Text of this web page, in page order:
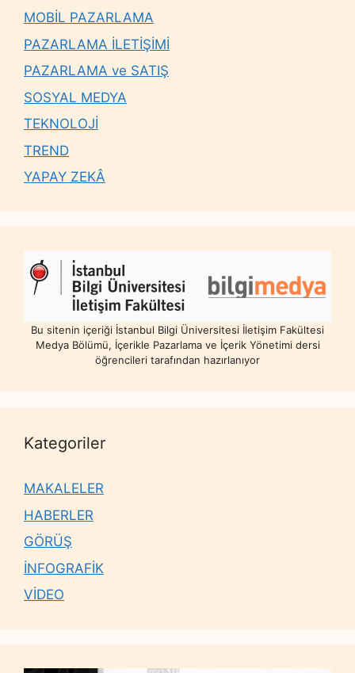
MOBİL PAZARLAMA
PAZARLAMA İLETİŞİMİ
PAZARLAMA ve SATIŞ
SOSYAL MEDYA
TEKNOLOJİ
TREND
YAPAY ZEKÂ
Bu sitenin içeriği İstanbul Bilgi Üniversitesi İletişim Fakültesi
Medya Bölümü, İçerikle Pazarlama ve İçerik Yönetimi dersi
öğrencileri tarafından hazırlanıyor
Kategoriler
MAKALELER
HABERLER
GÖRÜŞ
İNFOGRAFİK
VİDEO